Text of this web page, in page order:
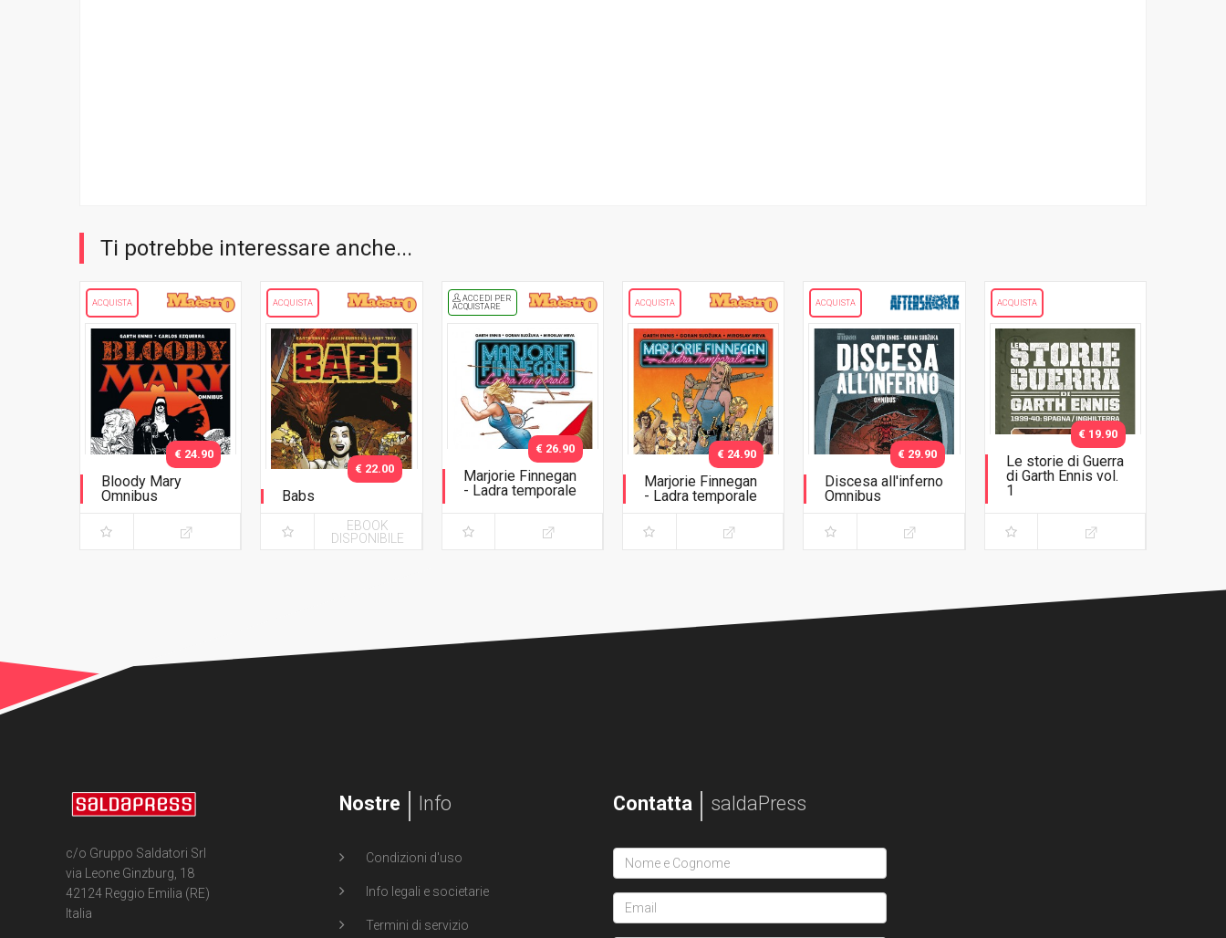
Ti potrebbe interessare anche...
ACQUISTA
Bloody Mary
Omnibus
€ 24.90
ACQUISTA
Babs
€ 22.00
EBOOK
DISPONIBILE
ACCEDI PER
ACQUISTARE
Marjorie Finnegan
- Ladra temporale
€ 26.90
ACQUISTA
Marjorie Finnegan
- Ladra temporale
€ 24.90
ACQUISTA
Discesa all'inferno
Omnibus
€ 29.90
ACQUISTA
Le storie di Guerra
di Garth Ennis vol.
1
Inghilterra
€ 19.90
c/o Gruppo Saldatori Srl
via Leone Ginzburg, 18
42124 Reggio Emilia (RE)
Italia
Nostre Info
Condizioni d'uso
Info legali e societarie
Termini di servizio
Contatta saldaPress